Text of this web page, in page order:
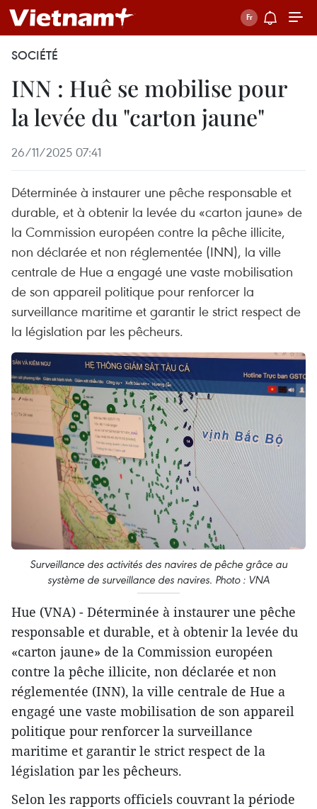
SOCIÉTÉ
INN : Huê se mobilise pour
la levée du "carton jaune"
26/11/2025 07:41
Déterminée à instaurer une pêche responsable et
durable, et à obtenir la levée du «carton jaune» de
la Commission européen contre la pêche illicite,
non déclarée et non réglementée (INN), la ville
centrale de Hue a engagé une vaste mobilisation
de son appareil politique pour renforcer la
surveillance maritime et garantir le strict respect de
la législation par les pêcheurs.
Surveillance des activités des navires de pêche grâce au
système de surveillance des navires. Photo : VNA
Hue (VNA) - Déterminée à instaurer une pêche
responsable et durable, et à obtenir la levée du
«carton jaune» de la Commission européen
contre la pêche illicite, non déclarée et non
réglementée (INN), la ville centrale de Hue a
engagé une vaste mobilisation de son appareil
politique pour renforcer la surveillance
maritime et garantir le strict respect de la
législation par les pêcheurs.
Selon les rapports officiels couvrant la période